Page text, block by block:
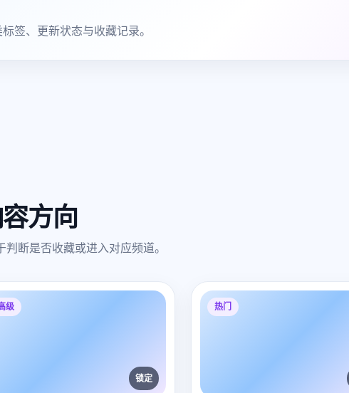
签、更新状态与收藏记录。
方向
断是否收藏或进入对应频道。
级
锁定
热门